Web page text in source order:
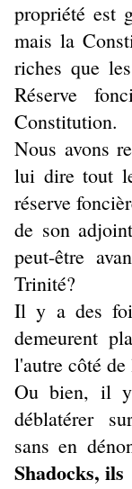
propriété est
mais la
riches que
Réserve
Constitution.
Nous avons
lui dire tout
réserve
de son
peut-être
Trinité?
Il y a des
demeurent
l'autre côté
Ou bien, il
déblatérer
sans en
Shadocks,